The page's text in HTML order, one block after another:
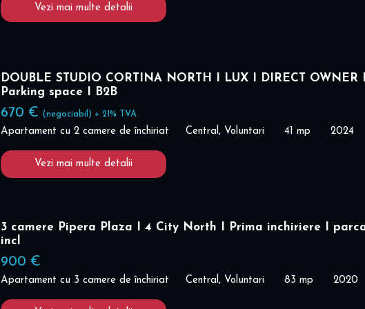
Vezi mai multe detalii
DOUBLE STUDIO CORTINA NORTH I LUX I DIRECT OWNER I
Parking space I B2B
670 € (negociabil) + 21% TVA
Apartament cu 2 camere de închiriat Central, Voluntari 41 mp 2024
Vezi mai multe detalii
3 camere Pipera Plaza I 4 City North I Prima inchiriere I
incl
900 €
Apartament cu 3 camere de închiriat Central, Voluntari 83 mp 2020